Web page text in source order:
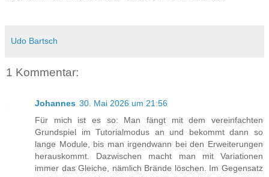
Udo Bartsch
1 Kommentar:
Johannes 30. Mai 2026 um 21:56
Für mich ist es so: Man fängt mit dem vereinfachten
Grundspiel im Tutorialmodus an und bekommt dann so
lange Module, bis man irgendwann bei den Erweiterungen
herauskommt. Dazwischen macht man mit Variationen
immer das Gleiche, nämlich Brände löschen. Im Gegensatz